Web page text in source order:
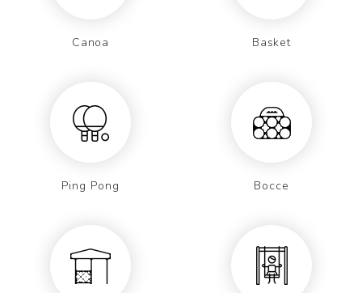
Canoa Basket
Ping Pong Bocce